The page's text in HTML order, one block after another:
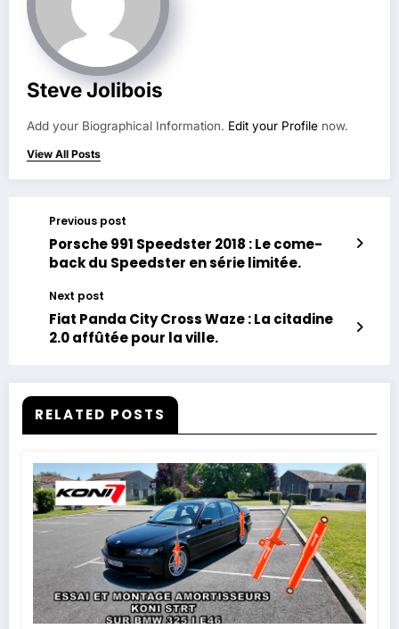
Steve Jolibois
Add your Biographical Information. Edit your Profile now.
View All Posts
Previous post
Porsche 991 Speedster 2018 : Le come-
back du Speedster en série limitée.
Next post
Fiat Panda City Cross Waze : La citadine
2.0 affûtée pour la ville.
RELATED POSTS